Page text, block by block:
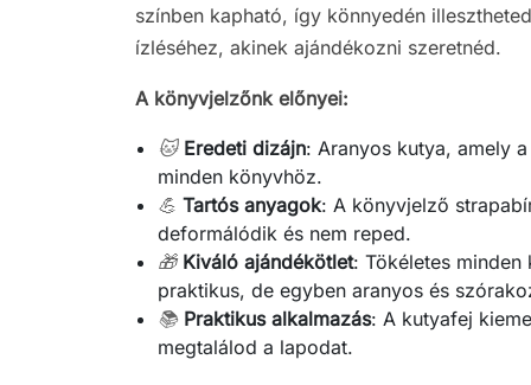
színben kapható, így könnyedén
ízléséhez, akinek ajándékozni szeretnéd.
A könyvjelzőnk előnyei:
🐱 Eredeti dizájn: Aranyos kutya, amely
minden könyvhöz.
💪 Tartós anyagok: A könyvjelző
deformálódik és nem reped.
🎁 Kiváló ajándékötlet: Tökéletes minden
praktikus, de egyben aranyos és
📚 Praktikus alkalmazás: A kutyafej
megtalálod a lapodat.